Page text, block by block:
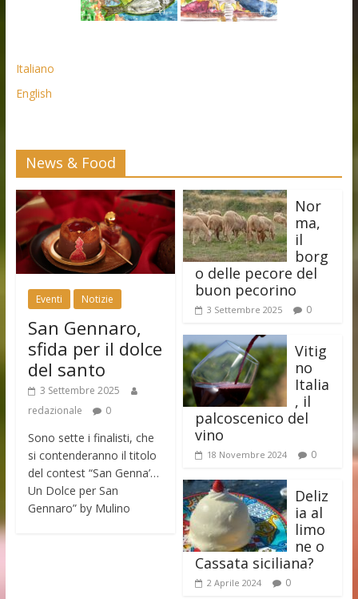
Italiano
English
News & Food
Eventi Notizie
San Gennaro,
sfida per il dolce
del santo
3 Settembre 2025
redazionale
0
Sono sette i finalisti, che
si contenderanno il titolo
del contest “San Genna’…
Un Dolce per San
Gennaro” by Mulino
Nor
ma,
il
borg
o delle pecore del
buon pecorino
3 Settembre 2025 0
Vitig
no
Italia
, il
palcoscenico del
vino
18 Novembre 2024 0
Deliz
ia al
limo
ne o
Cassata siciliana?
2 Aprile 2024 0